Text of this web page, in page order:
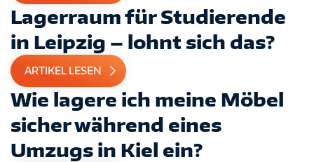
Lagerraum für Studierende
in Leipzig – lohnt sich das?
ARTIKEL LESEN
Wie lagere ich meine Möbel
sicher während eines
Umzugs in Kiel ein?